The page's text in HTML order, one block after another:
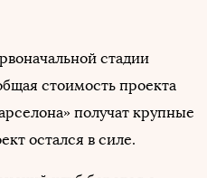
стадии
стоимость проекта
получат крупные
остался в силе.